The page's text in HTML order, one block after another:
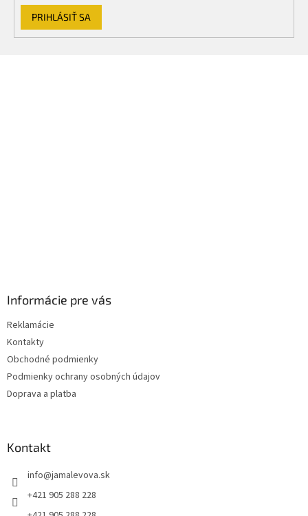
PRIHLÁSIŤ SA
Informácie pre vás
Reklamácie
Kontakty
Obchodné podmienky
Podmienky ochrany osobných údajov
Doprava a platba
Kontakt
info@jamalevova.sk
+421 905 288 228